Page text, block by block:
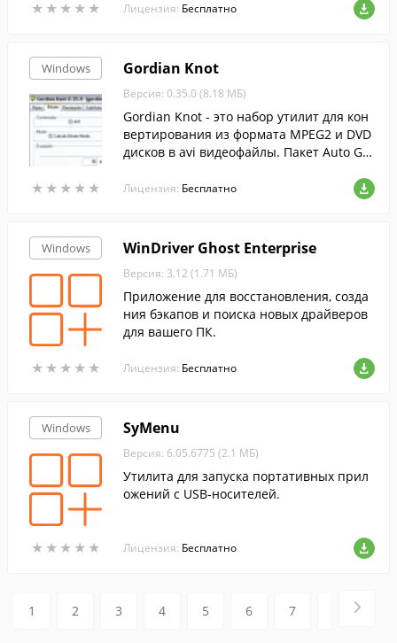
★ ★ ★ ★ ★
★ ★ ★ ★ ★ Лицензия: Бесплатно
Windows
★ ★ ★ ★ ★
★ ★ ★ ★ ★
Gordian Knot
Версия: 0.35.0 (8.18 МБ)
Gordian Knot - это набор утилит для кон
вертирования из формата MPEG2 и DVD
дисков в avi видеофайлы. Пакет Auto Gor
рограмм: VirtualDubMod, AviSynth/AviSyn
th Filters, DGMPGDec, VobSub, кодек XviD
t, позволяющей настраивать кодирован
ие через графический интерфейс.
Лицензия: Бесплатно
Windows
★ ★ ★ ★ ★
★ ★ ★ ★ ★
WinDriver Ghost Enterprise
Версия: 3.12 (1.71 МБ)
Приложение для восстановления, созда
ния бэкапов и поиска новых драйверов
для вашего ПК.
Лицензия: Бесплатно
Windows
★ ★ ★ ★ ★
★ ★ ★ ★ ★
SyMenu
Версия: 6.05.6775 (2.1 МБ)
Утилита для запуска портативных прил
ожений с USB-носителей.
Лицензия: Бесплатно
1 2 3 4 5 6 7